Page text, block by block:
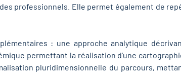
professionnels. Elle permet également de
: une approche analytique
permettant la réalisation d’une
pluridimensionnelle du parcours,